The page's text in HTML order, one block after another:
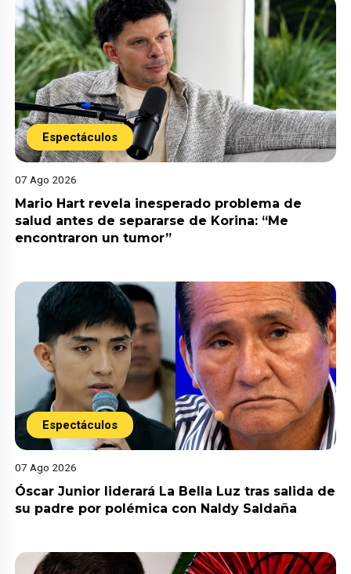
Espectáculos
07 Ago 2026
Mario Hart revela inesperado problema de
salud antes de separarse de Korina: “Me
encontraron un tumor”
Espectáculos
07 Ago 2026
Óscar Junior liderará La Bella Luz tras salida de
su padre por polémica con Naldy Saldaña